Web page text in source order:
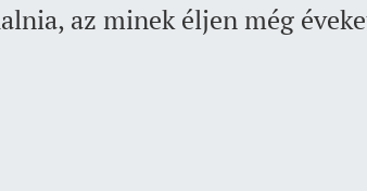
az minek éljen még